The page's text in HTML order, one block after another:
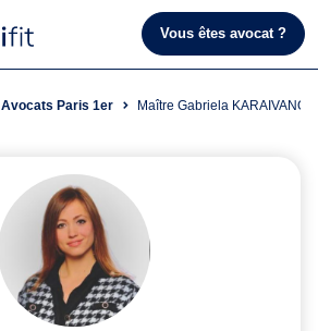
Vous êtes avocat ?
Avocats Paris 1er Maître Gabriela